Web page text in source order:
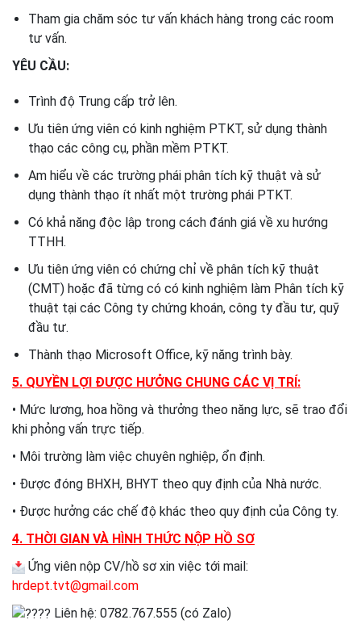
Tham gia chăm sóc tư vấn khách hàng trong các room
tư vấn.
YÊU CẦU:
Trình độ Trung cấp trở lên.
Ưu tiên ứng viên có kinh nghiệm PTKT, sử dụng thành
thạo các công cụ, phần mềm PTKT.
Am hiểu về các trường phái phân tích kỹ thuật và sử
dụng thành thạo ít nhất một trường phái PTKT.
Có khả năng độc lập trong cách đánh giá về xu hướng
TTHH.
Ưu tiên ứng viên có chứng chỉ về phân tích kỹ thuật
(CMT) hoặc đã từng có có kinh nghiệm làm Phân tích kỹ
thuật tại các Công ty chứng khoán, công ty đầu tư, quỹ
đầu tư.
Thành thạo Microsoft Office, kỹ năng trình bày.
5. QUYỀN LỢI ĐƯỢC HƯỞNG CHUNG CÁC VỊ TRÍ:
• Mức lương, hoa hồng và thưởng theo năng lực, sẽ trao đổi
khi phỏng vấn trực tiếp.
• Môi trường làm việc chuyên nghiệp, ổn định.
• Được đóng BHXH, BHYT theo quy định của Nhà nước.
• Được hưởng các chế độ khác theo quy định của Công ty.
4. THỜI GIAN VÀ HÌNH THỨC NỘP HỒ SƠ
Ứng viên nộp CV/hồ sơ xin việc tới mail:
hrdept.tvt@gmail.com
Liên hệ: 0782.767.555 (có Zalo)